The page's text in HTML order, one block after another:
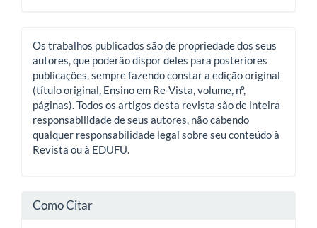
Os trabalhos publicados são de propriedade dos seus
autores, que poderão dispor deles para posteriores
publicações, sempre fazendo constar a edição original
(título original, Ensino em Re-Vista, volume, nº,
páginas). Todos os artigos desta revista são de inteira
responsabilidade de seus autores, não cabendo
qualquer responsabilidade legal sobre seu conteúdo à
Revista ou à EDUFU.
Como Citar